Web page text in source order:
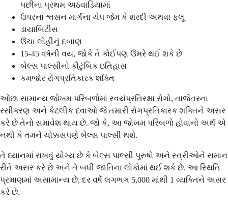
પછીના પ્રથમ અઠવાડિયામાં
ઉપરના શ્વસન માર્ગના ચેપ જેમ કે શરદી અથવા ફ્લૂ
ડાયાબિટીસ
ઉંચા લોહીનું દબાણ
15-45 વર્ષની વય, જોકે તે કોઈપણ ઉંમરે થઈ શકે છે
બેલ્સ પાલ્સીનો કૌટુંબિક ઇતિહાસ
કમજોર રોગપ્રતિકારક શક્તિ
ઓછા સામાન્ય જોખમ પરિબળોમાં સ્વયંપ્રતિરક્ષા રોગો, તાજેતરના
રસીકરણ અને કેટલીક દવાઓ જે તમારી રોગપ્રતિકારક શક્તિને અસર
કરે છે તેનો સમાવેશ થાય છે. જો કે, આ જોખમ પરિબળો હોવાનો અર્થ એ
નથી કે તમને ચોક્કસપણે બેલ્સ પાલ્સી થશે.
તે ધ્યાનમાં રાખવું યોગ્ય છે કે બેલ્સ પાલ્સી પુરુષો અને સ્ત્રીઓને સમાન
રીતે અસર કરે છે અને તે બધી જાતિના લોકોમાં થઈ શકે છે. આ સ્થિતિ
પ્રમાણમાં અસામાન્ય છે, દર વર્ષે લગભગ 5,000 માંથી 1 વ્યક્તિને અસર
કરે છે.